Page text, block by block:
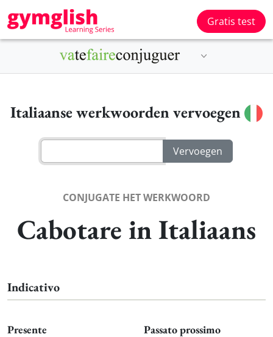
Gratis test
Italiaanse werkwoorden vervoegen
CONJUGATE HET WERKWOORD
Cabotare in Italiaans
Indicativo
Presente Passato prossimo